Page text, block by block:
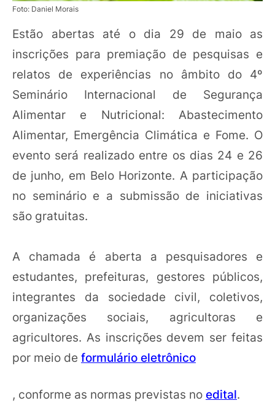
Foto: Daniel Morais
Estão abertas até o dia 29 de maio as
inscrições para premiação de pesquisas e
relatos de experiências no âmbito do 4º
Seminário Internacional de Segurança
Alimentar e Nutricional: Abastecimento
Alimentar, Emergência Climática e Fome. O
evento será realizado entre os dias 24 e 26
de junho, em Belo Horizonte. A participação
no seminário e a submissão de iniciativas
são gratuitas.
A chamada é aberta a pesquisadores e
estudantes, prefeituras, gestores públicos,
integrantes da sociedade civil, coletivos,
organizações sociais, agricultoras e
agricultores. As inscrições devem ser feitas
por meio de formulário eletrônico
, conforme as normas previstas no edital.